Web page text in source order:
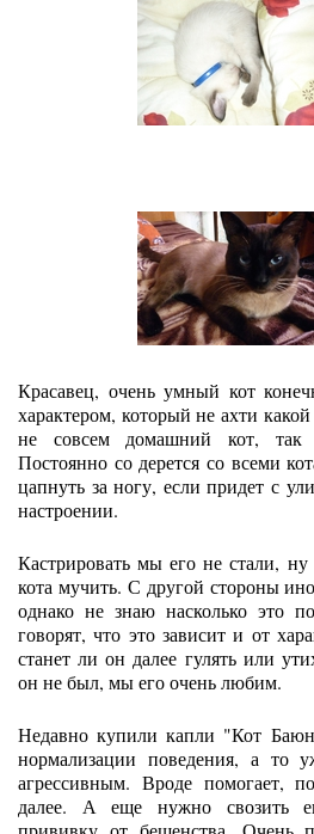
Красавец, очень умный кот
характером, который не ахти
не совсем домашний кот, так
Постоянно со дерется со всеми
цапнуть за ногу, если придет с
настроении.
Кастрировать мы его не стали, ну
кота мучить. С другой стороны
однако не знаю насколько это
говорят, что это зависит и от
станет ли он далее гулять или
он не был, мы его очень любим.
Недавно купили капли "Кот
нормализации поведения, а то
агрессивным. Вроде помогает,
далее. А еще нужно свозить